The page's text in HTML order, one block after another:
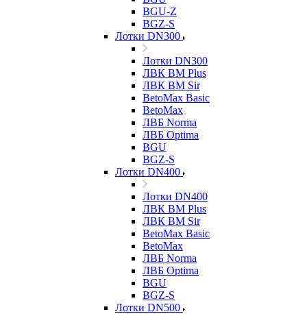
BGU-Z
BGZ-S
Лотки DN300
Лотки DN300
ЛВК ВМ Plus
ЛВК ВМ Sir
BetoMax Basic
BetoMax
ЛВБ Norma
ЛВБ Optima
BGU
BGZ-S
Лотки DN400
Лотки DN400
ЛВК ВМ Plus
ЛВК ВМ Sir
BetoMax Basic
BetoMax
ЛВБ Norma
ЛВБ Optima
BGU
BGZ-S
Лотки DN500